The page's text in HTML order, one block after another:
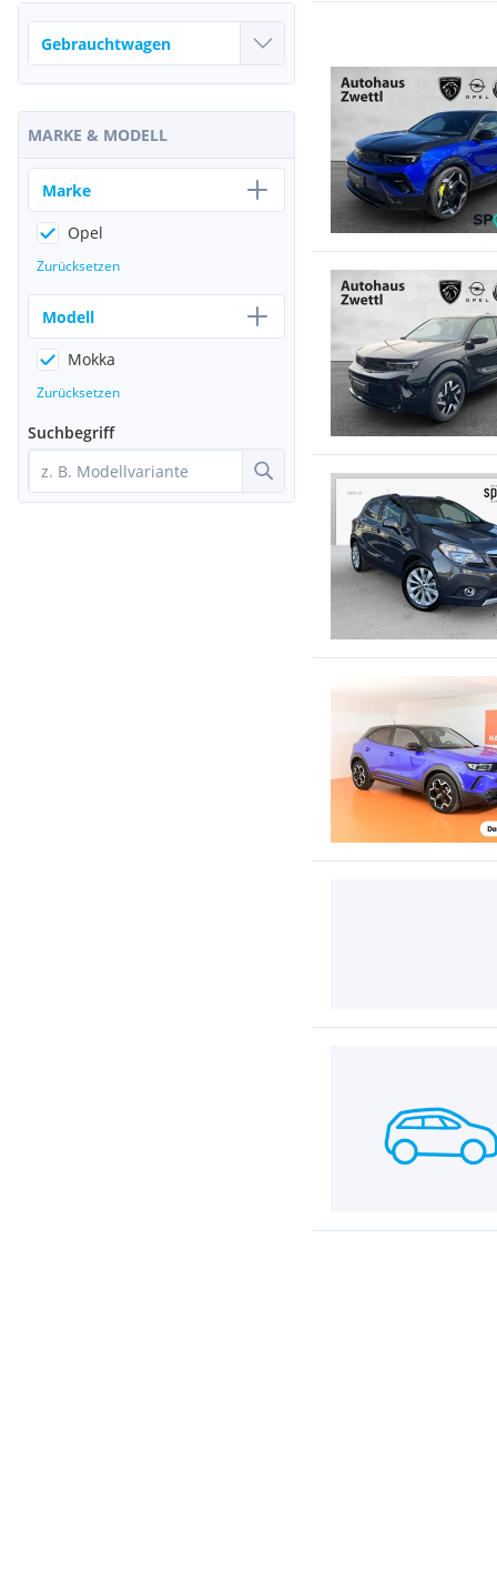
MARKE & MODELL
Marke
Opel
Zurücksetzen
Modell
Mokka
Zurücksetzen
Suchbegriff